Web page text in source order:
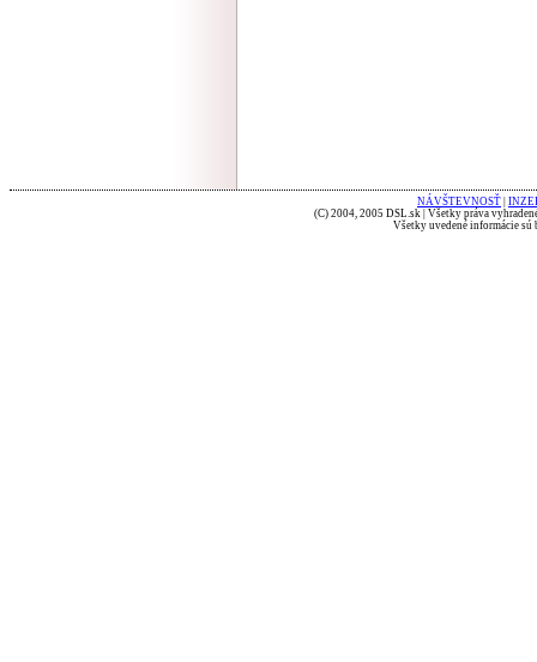
NÁVŠTEVNOSŤ
(C) 2004, 2005 DSL.sk | Všetky práva
Všetky uvedené informácie sú